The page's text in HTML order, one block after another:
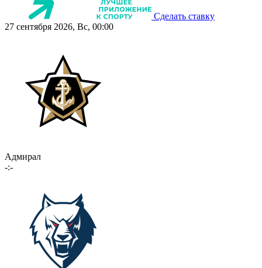
Сделать ставку
27 сентября 2026, Вс, 00:00
Адмирал
-:-